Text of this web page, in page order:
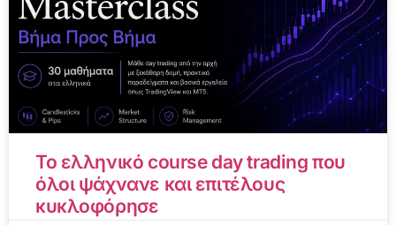
Το ελληνικό course day trading που
όλοι ψάχνανε και επιτέλους
κυκλοφόρησε